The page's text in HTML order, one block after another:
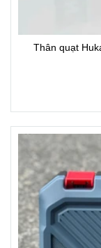
Thân quạt